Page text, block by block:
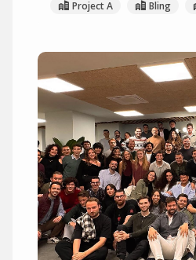
Project A Bling